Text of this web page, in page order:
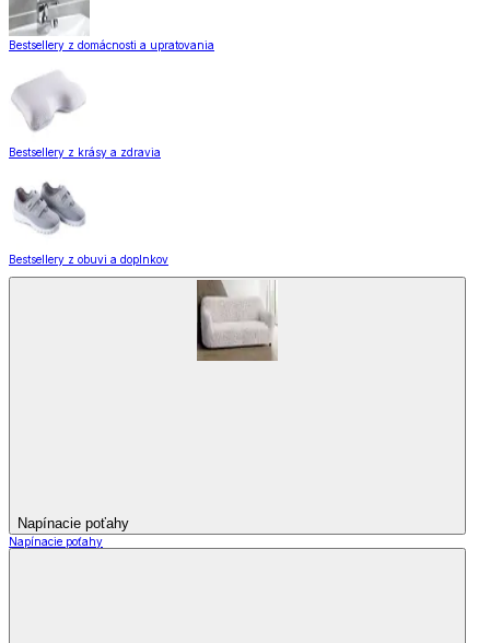
Bestsellery z domácnosti a upratovania
Bestsellery z krásy a zdravia
Bestsellery z obuvi a doplnkov
Napínacie poťahy
Napínacie poťahy